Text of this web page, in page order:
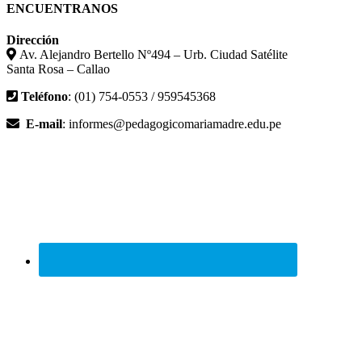
ENCUENTRANOS
Dirección
Av. Alejandro Bertello Nº494 – Urb. Ciudad Satélite
Santa Rosa – Callao
Teléfono: (01) 754-0553 / 959545368
E-mail: informes@pedagogicomariamadre.edu.pe